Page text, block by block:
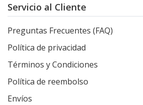
Servicio al Cliente
Preguntas Frecuentes (FAQ)
Política de privacidad
Términos y Condiciones
Política de reembolso
Envíos